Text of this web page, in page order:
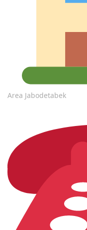
Area Jabodetabek